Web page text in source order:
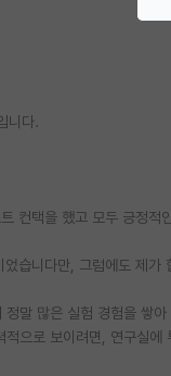
니다.
컨택을 했고 모두 긍정적
습니다만, 그럼에도 제가
말 많은 실험 경험을 쌓
으로 보이려면, 연구실